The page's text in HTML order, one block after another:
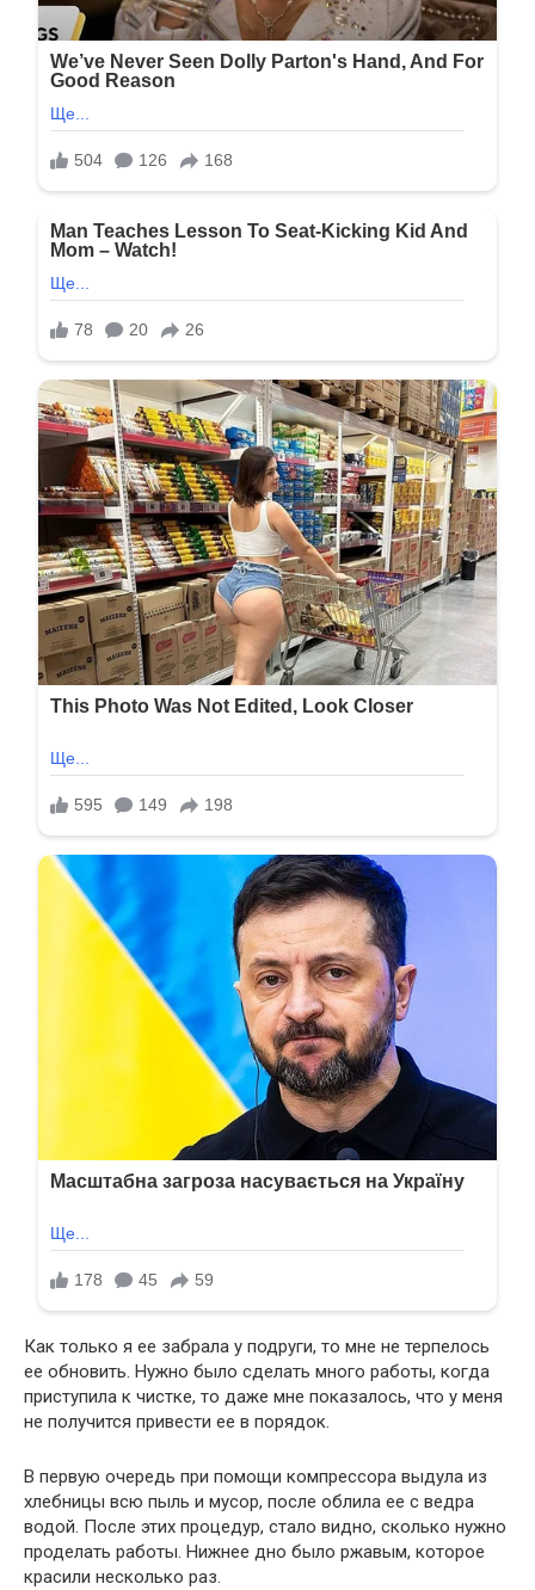
Как только я ее забрала у подруги, то мне не терпелось
ее обновить. Нужно было сделать много работы, когда
приступила к чистке, то даже мне показалось, что у меня
не получится привести ее в порядок.
В первую очередь при помощи компрессора выдула из
хлебницы всю пыль и мусор, после облила ее с ведра
водой. После этих процедур, стало видно, сколько нужно
проделать работы. Нижнее дно было ржавым, которое
красили несколько раз.